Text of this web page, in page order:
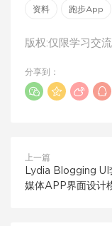
资料 跑步App
版权:仅限学习交
分享到：
上一篇
Lydia Blogging UI
媒体APP界面设计